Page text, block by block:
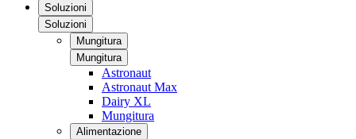
Soluzioni
Soluzioni
Mungitura
Mungitura
Astronaut
Astronaut Max
Dairy XL
Mungitura
Alimentazione